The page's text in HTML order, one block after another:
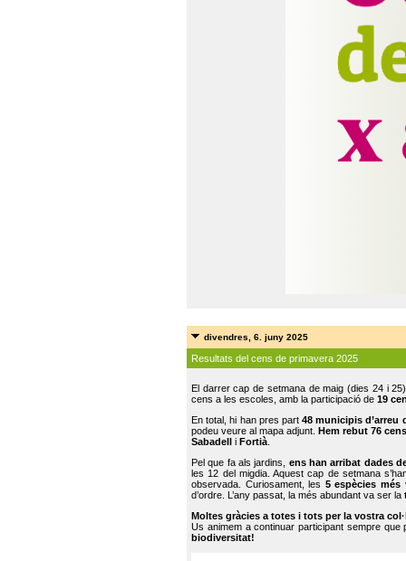
divendres, 6. juny 2025
Resultats del cens de primavera 2025
El darrer cap de setmana de maig (dies 24 i
cens a les escoles, amb la participació de 19
En total, hi han pres part48 municipis d’arreu
podeu veure al mapa adjunt. Hem rebut 76
Sabadell
i Fortià.
Pel que fa als jardins, ens han arribat dades
les 12 del migdia. Aquest cap de setmana
observada. Curiosament, les 5 espècies més
d’ordre. L’any passat, la més abundant va ser la
Moltes gràcies a totes i tots per la vostra
Us animem a continuar participant sempre que
biodiversitat!